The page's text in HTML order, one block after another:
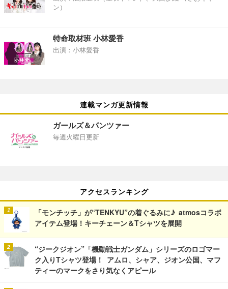
ン）
特命取材班 小林愛香
出演：小林愛香
連載マンガ更新情報
ガールズ＆パンツァー
毎週火曜日更新
アクセスランキング
「モンチッチ」が“TENKYU”の着ぐるみに♪ atmosコラボ
アイテム登場！キーチェーン＆Tシャツを展開
“ジークジオン”「機動戦士ガンダム」シリーズのロゴマー
ク入りTシャツ登場！ アムロ、シャア、ジオン公国、マフ
ティーのマークをさり気なくアピール